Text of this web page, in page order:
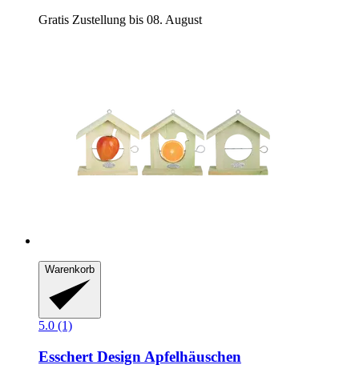
Gratis Zustellung bis 08. August
Warenkorb
5.0 (1)
Esschert Design Apfelhäuschen